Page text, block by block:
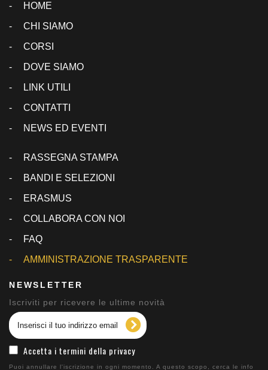
HOME
CHI SIAMO
CORSI
DOVE SIAMO
LINK UTILI
CONTATTI
NEWS ED EVENTI
RASSEGNA STAMPA
BANDI E SELEZIONI
ERASMUS
COLLABORA CON NOI
FAQ
AMMINISTRAZIONE TRASPARENTE
NEWSLETTER
Iscriviti per ricevere le ultime novità
Accetta i termini della privacy
Puoi annullare l'iscrizione in ogni momento. A questo scopo, cerca le info